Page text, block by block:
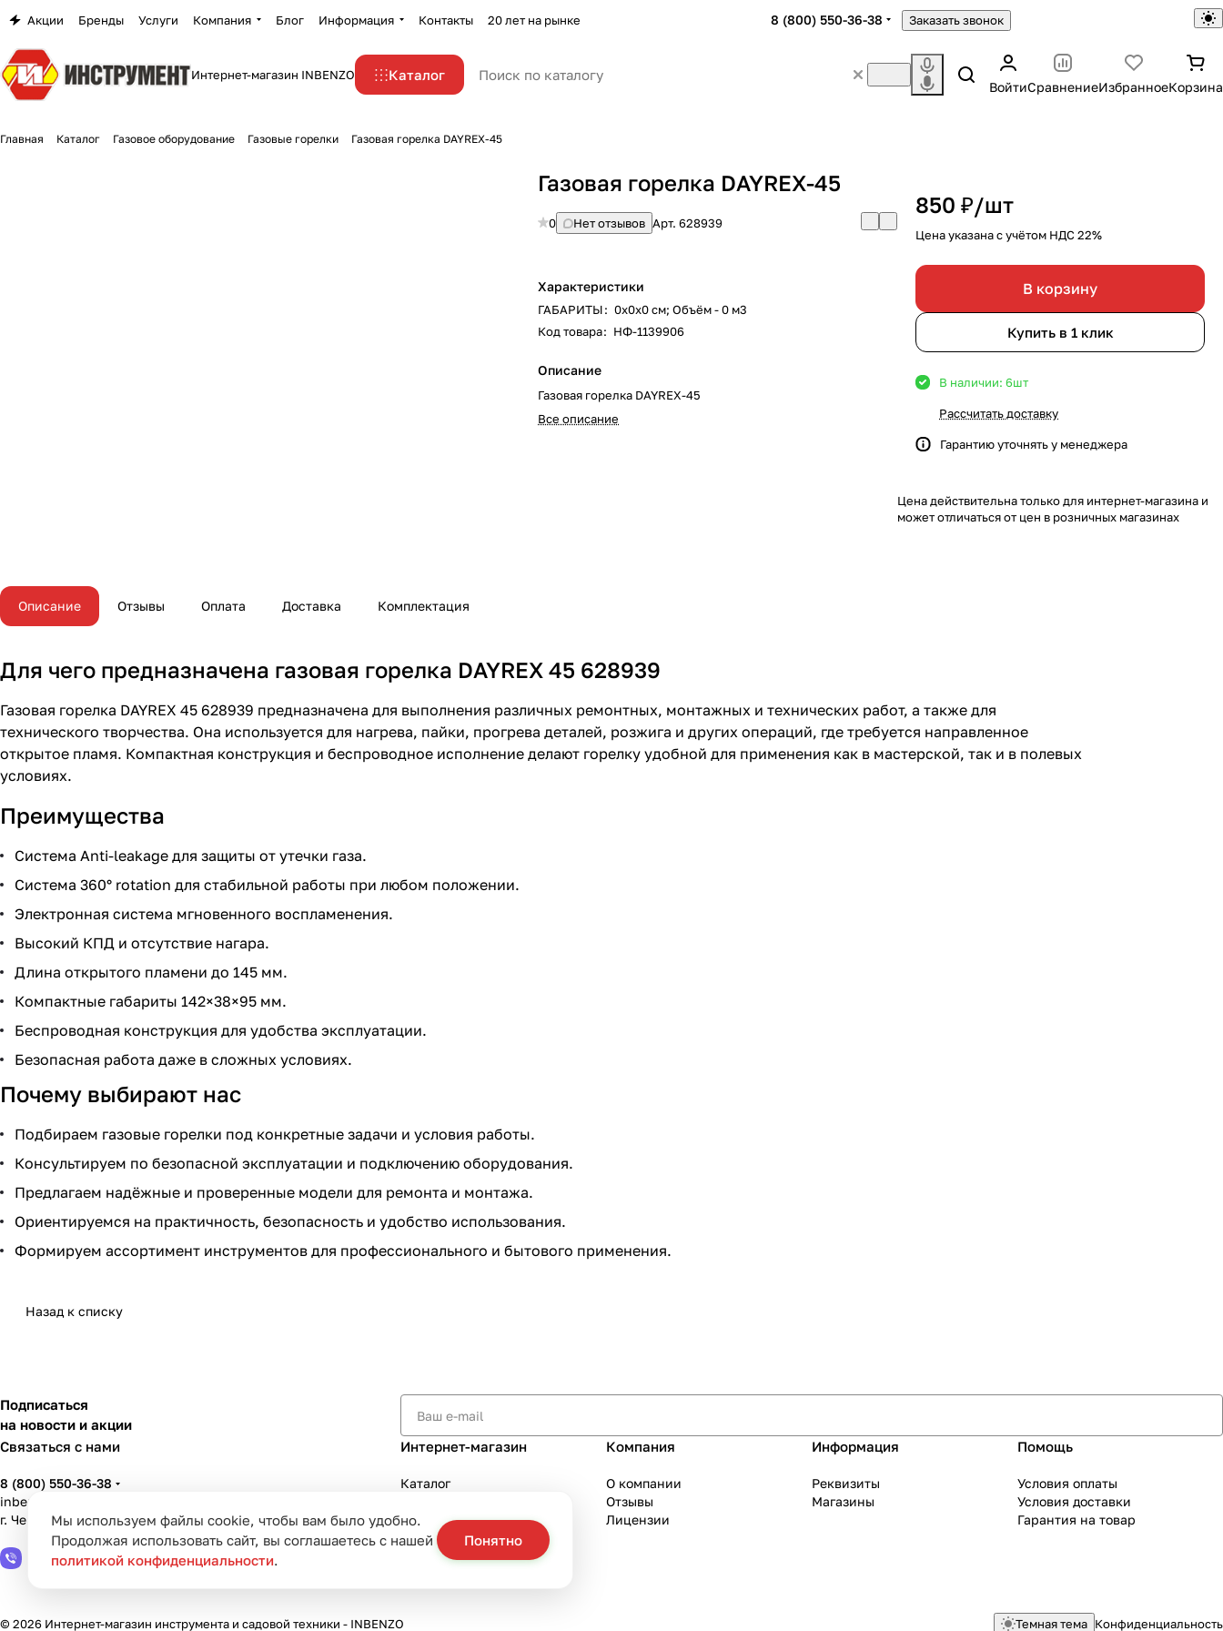
Мы используем файлы cookie, чтобы вам было удобно.
Продолжая использовать сайт, вы соглашаетесь с нашей
политикой конфиденциальности.
Понятно
Акции Бренды Услуги Компания Блог Информация Контакты 20 лет на рынке 8 (800) 550-36-38 Заказать звонок
Интернет-магазин INBENZO Каталог
ВойтиСравнениеИзбранноеКорзина
Главная Каталог Газовое оборудование Газовые горелки Газовая горелка DAYREX-45
Газовая горелка DAYREX-45
0 Нет отзывов Арт.628939
Характеристики
ГАБАРИТЫ: 0х0х0 см; Объём - 0 м3
Код товара: НФ-1139906
Описание
Газовая горелка DAYREX-45
Все описание
850 ₽/шт
Цена указана с учётом НДС 22%
В корзину
Купить в 1 клик
В наличии: 6шт
Рассчитать доставку
Гарантию уточнять у менеджера
Цена действительна только для интернет-магазина и
может отличаться от цен в розничных магазинах
Описание Отзывы Оплата Доставка Комплектация
Для чего предназначена газовая горелка DAYREX 45 628939
Газовая горелка DAYREX 45 628939 предназначена для выполнения различных ремонтных, монтажных и технических работ, а также для
технического творчества. Она используется для нагрева, пайки, прогрева деталей, розжига и других операций, где требуется направленное
открытое пламя. Компактная конструкция и беспроводное исполнение делают горелку удобной для применения как в мастерской, так и в полевых
условиях.
Преимущества
Система Anti-leakage для защиты от утечки газа.
Система 360° rotation для стабильной работы при любом положении.
Электронная система мгновенного воспламенения.
Высокий КПД и отсутствие нагара.
Длина открытого пламени до 145 мм.
Компактные габариты 142×38×95 мм.
Беспроводная конструкция для удобства эксплуатации.
Безопасная работа даже в сложных условиях.
Почему выбирают нас
Подбираем газовые горелки под конкретные задачи и условия работы.
Консультируем по безопасной эксплуатации и подключению оборудования.
Предлагаем надёжные и проверенные модели для ремонта и монтажа.
Ориентируемся на практичность, безопасность и удобство использования.
Формируем ассортимент инструментов для профессионального и бытового применения.
Назад к списку
Подписаться
на новости и акции
Связаться с нами
8 (800) 550-36-38
inbenzo35@list.ru
г. Череповец, ул. Вологодская, д. 50А
Интернет-магазин
Каталог
Бренды
Услуги
Компания
О компании
Отзывы
Лицензии
Информация
Реквизиты
Магазины
Помощь
Условия оплаты
Условия доставки
Гарантия на товар
© 2026 Интернет-магазин инструмента и садовой техники - INBENZO Темная тема Конфиденциальность